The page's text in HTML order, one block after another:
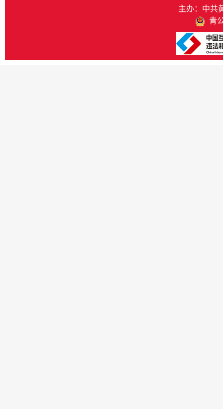
主办：中共
青